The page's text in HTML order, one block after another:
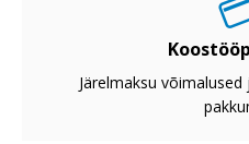
Järelmaksu